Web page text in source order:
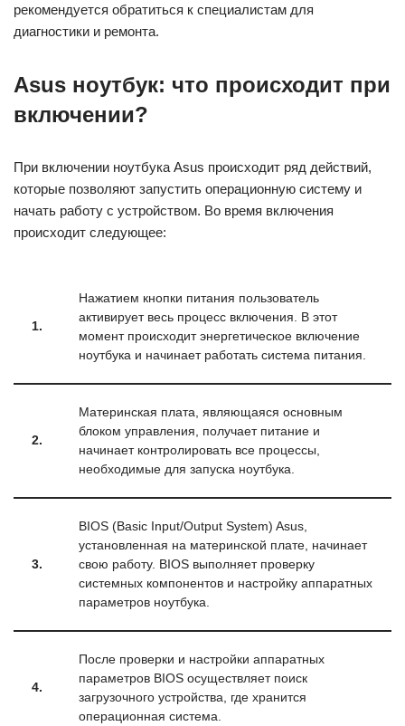
рекомендуется обратиться к специалистам для
диагностики и ремонта.
Asus ноутбук: что происходит при
включении?
При включении ноутбука Asus происходит ряд действий,
которые позволяют запустить операционную систему и
начать работу с устройством. Во время включения
происходит следующее:
1.
Нажатием кнопки питания пользователь
активирует весь процесс включения. В этот
момент происходит энергетическое включение
ноутбука и начинает работать система питания.
2.
Материнская плата, являющаяся основным
блоком управления, получает питание и
начинает контролировать все процессы,
необходимые для запуска ноутбука.
3.
BIOS (Basic Input/Output System) Asus,
установленная на материнской плате, начинает
свою работу. BIOS выполняет проверку
системных компонентов и настройку аппаратных
параметров ноутбука.
4.
После проверки и настройки аппаратных
параметров BIOS осуществляет поиск
загрузочного устройства, где хранится
операционная система.